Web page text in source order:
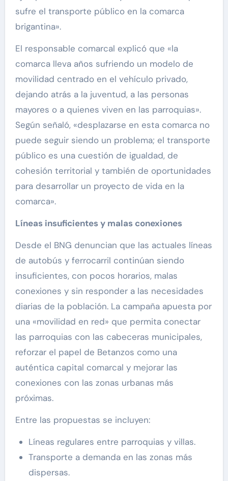
sufre el transporte público en la comarca
brigantina».
El responsable comarcal explicó que «la
comarca lleva años sufriendo un modelo de
movilidad centrado en el vehículo privado,
dejando atrás a la juventud, a las personas
mayores o a quienes viven en las parroquias».
Según señaló, «desplazarse en esta comarca no
puede seguir siendo un problema; el transporte
público es una cuestión de igualdad, de
cohesión territorial y también de oportunidades
para desarrollar un proyecto de vida en la
comarca».
Líneas insuficientes y malas conexiones
Desde el BNG denuncian que las actuales líneas
de autobús y ferrocarril continúan siendo
insuficientes, con pocos horarios, malas
conexiones y sin responder a las necesidades
diarias de la población. La campaña apuesta por
una «movilidad en red» que permita conectar
las parroquias con las cabeceras municipales,
reforzar el papel de Betanzos como una
auténtica capital comarcal y mejorar las
conexiones con las zonas urbanas más
próximas.
Entre las propuestas se incluyen:
Líneas regulares entre parroquias y villas.
Transporte a demanda en las zonas más
dispersas.